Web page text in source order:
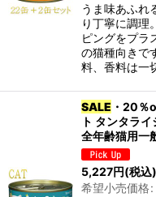
うま味あふれ
り丁寧に調理
ピングをプ
の猫種向きで
料、香料は一
SALE ・20％
ト タンタラ
全年齢猫用
5,227円(税込)
希望小売価格: